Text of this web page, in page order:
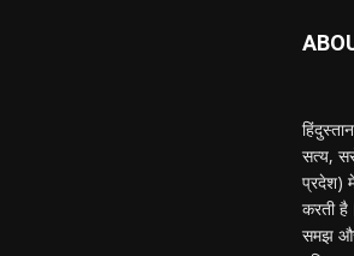
सत्य,
प्रदेश)
करती
समझ और